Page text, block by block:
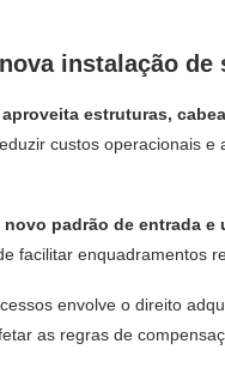
instalação de
aproveita estruturas,
custos operacionais
padrão de entrada e
facilitar enquadramentos
envolve o direito
as regras de